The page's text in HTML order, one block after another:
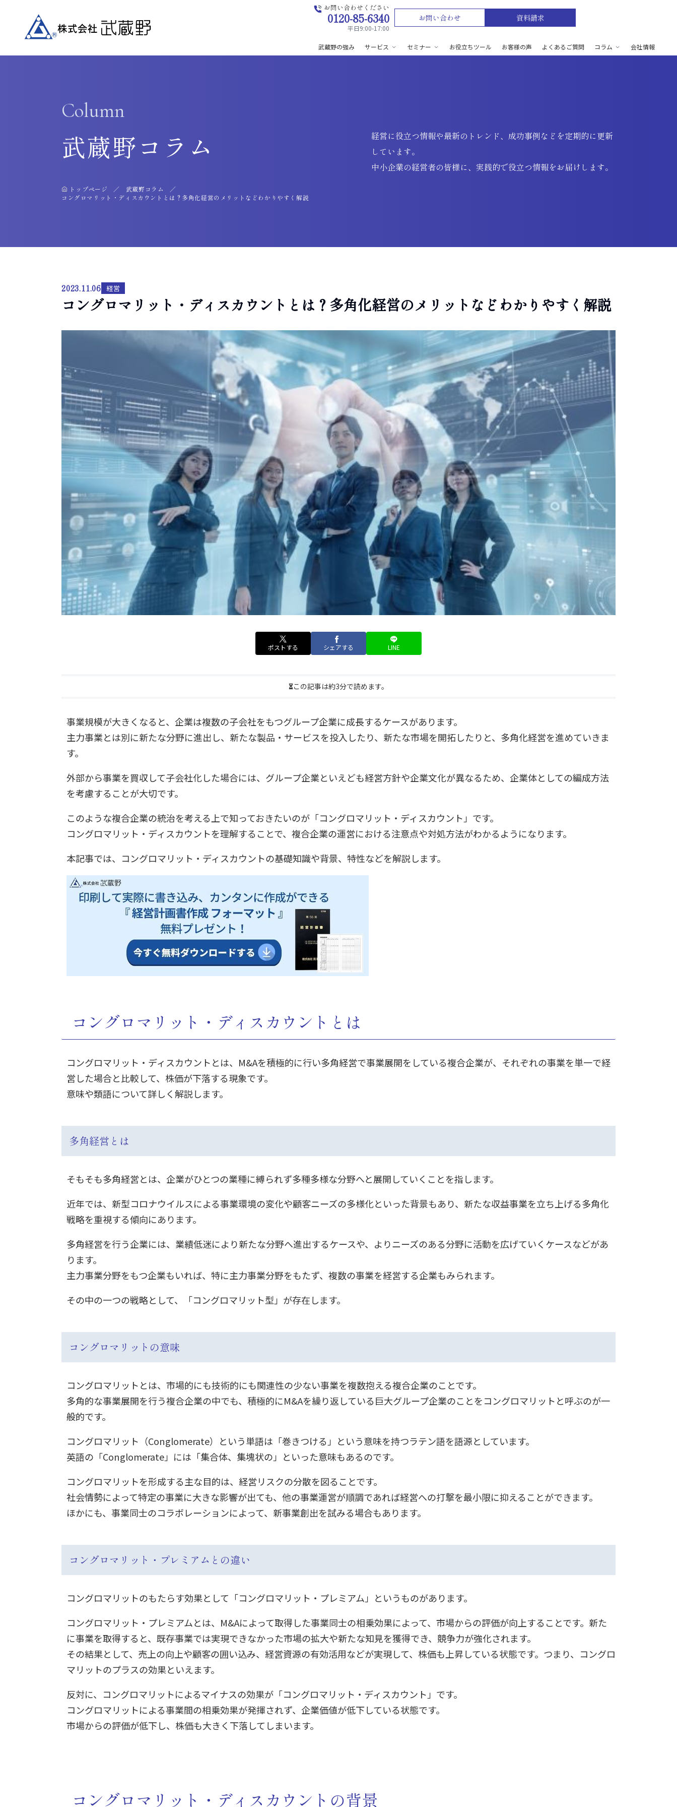
お問い合わせください
0120-85-6340
平日9:00-17:00
お問い合わせ 資料請求
武蔵野の強み サービス セミナー お役立ちツール お客様の声 よくあるご質問 コラム 会社情報
Column
武蔵野コラム
トップページ
武蔵野コラム
コングロマリット・ディスカウントとは？多角化経営のメリットなどわかりやすく解説
経営に役立つ情報や最新のトレンド、成功事例などを定期的に更新
しています。
中小企業の経営者の皆様に、実践的で役立つ情報をお届けします。
2023.11.06 経営
コングロマリット・ディスカウントとは？多角化経営のメリットなどわかりやすく解説
ポストする シェアする LINE
この記事は約3分で読めます。
事業規模が大きくなると、企業は複数の子会社をもつグループ企業に成長するケースがあります。
主力事業とは別に新たな分野に進出し、新たな製品・サービスを投入したり、新たな市場を開拓したりと、多角化経営を進めていきま
す。
外部から事業を買収して子会社化した場合には、グループ企業といえども経営方針や企業文化が異なるため、企業体としての編成方法
を考慮することが大切です。
このような複合企業の統治を考える上で知っておきたいのが「コングロマリット・ディスカウント」です。
コングロマリット・ディスカウントを理解することで、複合企業の運営における注意点や対処方法がわかるようになります。
本記事では、コングロマリット・ディスカウントの基礎知識や背景、特性などを解説します。
コングロマリット・ディスカウントとは
コングロマリット・ディスカウントとは、M&Aを積極的に行い多角経営で事業展開をしている複合企業が、それぞれの事業を単一で経
営した場合と比較して、株価が下落する現象です。
意味や類語について詳しく解説します。
多角経営とは
そもそも多角経営とは、企業がひとつの業種に縛られず多種多様な分野へと展開していくことを指します。
近年では、新型コロナウイルスによる事業環境の変化や顧客ニーズの多様化といった背景もあり、新たな収益事業を立ち上げる多角化
戦略を重視する傾向にあります。
多角経営を行う企業には、業績低迷により新たな分野へ進出するケースや、よりニーズのある分野に活動を広げていくケースなどがあ
ります。
主力事業分野をもつ企業もいれば、特に主力事業分野をもたず、複数の事業を経営する企業もみられます。
その中の一つの戦略として、「コングロマリット型」が存在します。
コングロマリットの意味
コングロマリットとは、市場的にも技術的にも関連性の少ない事業を複数抱える複合企業のことです。
多角的な事業展開を行う複合企業の中でも、積極的にM&Aを繰り返している巨大グループ企業のことをコングロマリットと呼ぶのが一
般的です。
コングロマリット（Conglomerate）という単語は「巻きつける」という意味を持つラテン語を語源としています。
英語の「Conglomerate」には「集合体、集塊状の」といった意味もあるのです。
コングロマリットを形成する主な目的は、経営リスクの分散を図ることです。
社会情勢によって特定の事業に大きな影響が出ても、他の事業運営が順調であれば経営への打撃を最小限に抑えることができます。
ほかにも、事業同士のコラボレーションによって、新事業創出を試みる場合もあります。
コングロマリット・プレミアムとの違い
コングロマリットのもたらす効果として「コングロマリット・プレミアム」というものがあります。
コングロマリット・プレミアムとは、M&Aによって取得した事業同士の相乗効果によって、市場からの評価が向上することです。新た
に事業を取得すると、既存事業では実現できなかった市場の拡大や新たな知見を獲得でき、競争力が強化されます。
その結果として、売上の向上や顧客の囲い込み、経営資源の有効活用などが実現して、株価も上昇している状態です。つまり、コングロ
マリットのプラスの効果といえます。
反対に、コングロマリットによるマイナスの効果が「コングロマリット・ディスカウント」です。
コングロマリットによる事業間の相乗効果が発揮されず、企業価値が低下している状態です。
市場からの評価が低下し、株価も大きく下落してしまいます。
コングロマリット・ディスカウントの背景